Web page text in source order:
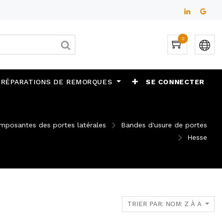
0
DE REMORQUES SE CONNECTER
des portes latérales
Bandes d'usure de portes
Hesse
TRIER PAR: NOM: Z À A